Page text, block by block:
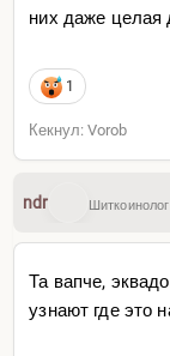
них даже целая
1
Кекнул: Vorob
ndr Шиткоинолог
Та вапче,
узнают где это